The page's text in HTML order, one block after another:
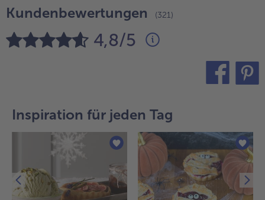
Weiterempfehlen &
Kundenbewertungen (321)
4,8/5
Inspiration für jeden Tag